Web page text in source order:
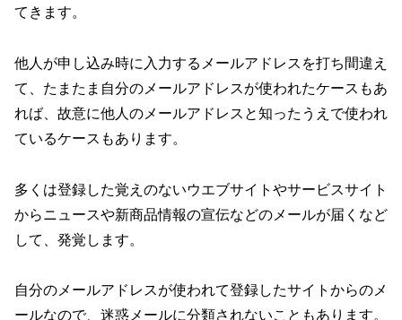
てきます。
他人が申し込み時に入力するメールアドレスを打ち間違え
て、たまたま自分のメールアドレスが使われたケースもあ
れば、故意に他人のメールアドレスと知ったうえで使われ
ているケースもあります。
多くは登録した覚えのないウエブサイトやサービスサイト
からニュースや新商品情報の宣伝などのメールが届くなど
して、発覚します。
自分のメールアドレスが使われて登録したサイトからのメ
ールなので、迷惑メールに分類されないこともあります。